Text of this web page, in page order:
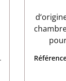
65x45 K ensemble de 12